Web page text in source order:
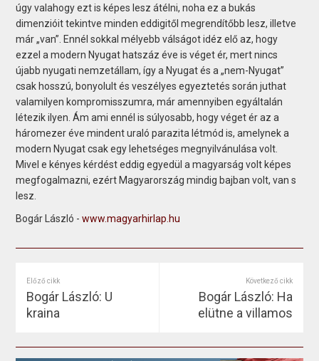
úgy valahogy ezt is képes lesz átélni, noha ez a bukás
dimenzióit tekintve minden eddigitől megrendítőbb lesz, illetve
már „van”. Ennél sokkal mélyebb válságot idéz elő az, hogy
ezzel a modern Nyugat hatszáz éve is véget ér, mert nincs
újabb nyugati nemzetállam, így a Nyugat és a „nem-Nyugat”
csak hosszú, bonyolult és veszélyes egyeztetés során juthat
valamilyen kompromisszumra, már amennyiben egyáltalán
létezik ilyen. Ám ami ennél is súlyosabb, hogy véget ér az a
háromezer éve mindent uraló parazita létmód is, amelynek a
modern Nyugat csak egy lehetséges megnyilvánulása volt.
Mivel e kényes kérdést eddig egyedül a magyarság volt képes
megfogalmazni, ezért Magyarország mindig bajban volt, van s
lesz.
Bogár László -www.magyarhirlap.hu
Előző cikk
Bogár László: U
kraina
Következő cikk
Bogár László: Ha
elütne a villamos